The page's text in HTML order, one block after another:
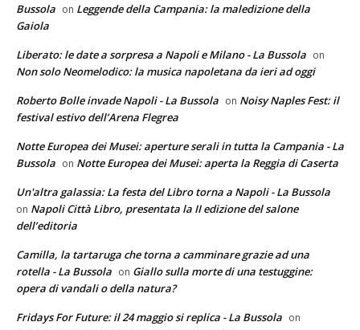
Bussola on Leggende della Campania: la maledizione della
Gaiola
Liberato: le date a sorpresa a Napoli e Milano - La Bussola on
Non solo Neomelodico: la musica napoletana da ieri ad oggi
Roberto Bolle invade Napoli - La Bussola on Noisy Naples Fest: il
festival estivo dell’Arena Flegrea
Notte Europea dei Musei: aperture serali in tutta la Campania - La
Bussola on Notte Europea dei Musei: aperta la Reggia di Caserta
Un'altra galassia: La festa del Libro torna a Napoli - La Bussola
on Napoli Città Libro, presentata la II edizione del salone
dell’editoria
Camilla, la tartaruga che torna a camminare grazie ad una
rotella - La Bussola on Giallo sulla morte di una testuggine:
opera di vandali o della natura?
Fridays For Future: il 24 maggio si replica - La Bussola on